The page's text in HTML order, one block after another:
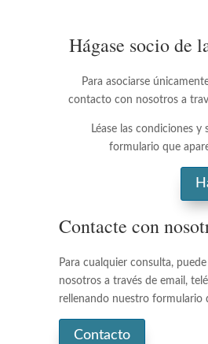
Hágase socio de
Para asociarse
contacto con nosotros a
Léase las condiciones y
formulario que
Contacte con
Para cualquier consulta,
nosotros a través de email,
rellenando nuestro formulario
Contacto